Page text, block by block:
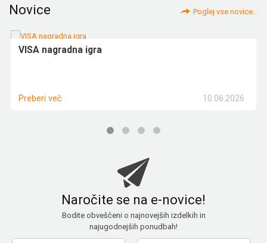
Novice Poglej vse novice...
VISA nagradna igra
10.06.2026
Preberi več
Naročite se na e-novice!
Bodite obveščeni o najnovejših izdelkih in
najugodnejših ponudbah!